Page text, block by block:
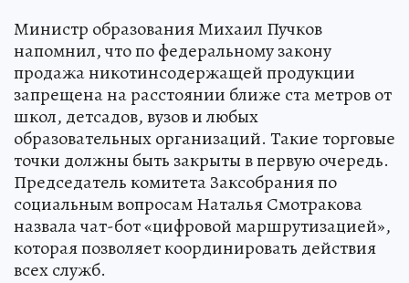
Министр образования Михаил Пучков
напомнил, что по федеральному закону
продажа никотинсодержащей продукции
запрещена на расстоянии ближе ста метров от
школ, детсадов, вузов и любых
образовательных организаций. Такие торговые
точки должны быть закрыты в первую очередь.
Председатель комитета Заксобрания по
социальным вопросам Наталья Смотракова
назвала чат-бот «цифровой маршрутизацией»,
которая позволяет координировать действия
всех служб.